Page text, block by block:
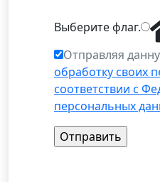
Выберитефлаг.
Отправляя
обработку своих
соответствии с
персональных